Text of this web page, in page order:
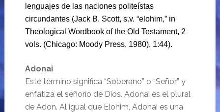
lenguajes de las naciones politeístas
circundantes (Jack B. Scott, s.v. “elohim,” in
Theological Wordbook of the Old Testament, 2
vols. (Chicago: Moody Press, 1980), 1:44).
Adonai
Este término significa “Soberano” o “Señor” y
enfatiza el señorío de Dios. Adonai es el plural
de Adon. Al igual que Elohim, Adonai es una